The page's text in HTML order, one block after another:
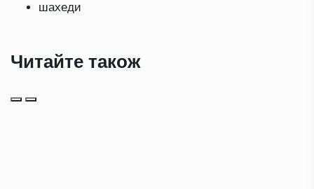
шахеди
Читайте також